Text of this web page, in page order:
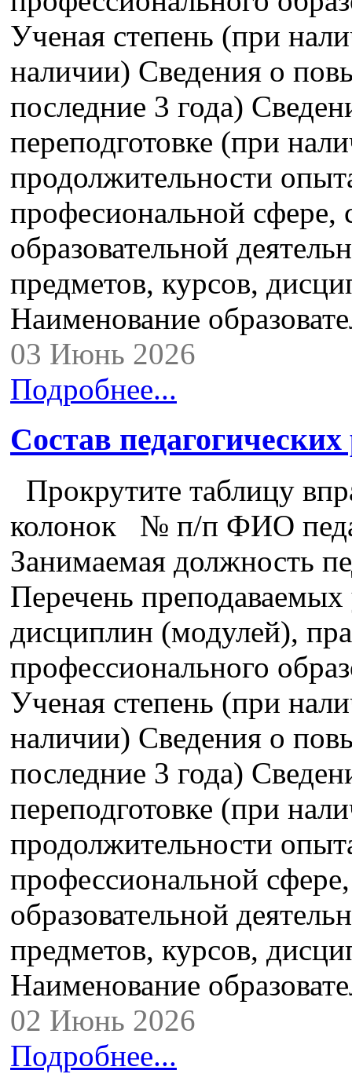
Ученая степень (при
наличии) Сведения о
последние 3 года)
переподготовке (при
продолжительности
професиональной сфере,
образовательной
предметов, курсов,
Наименование
03 Июнь 2026
Подробнее...
Состав
Прокрутите таблицу
колонок № п/п ФИО
Занимаемая должность
Перечень
дисциплин (модулей),
профессионального
Ученая степень (при
наличии) Сведения о
последние 3 года)
переподготовке (при
продолжительности
профессиональной
образовательной
предметов, курсов,
Наименование
02 Июнь 2026
Подробнее...